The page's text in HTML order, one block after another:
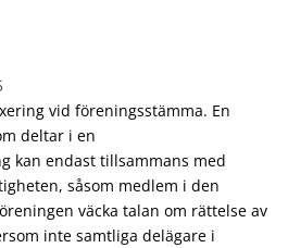
vid föreningsstämma. En
deltar i en
kan endast tillsammans med
såsom medlem i den
väcka talan om rättelse av
inte samtliga delägare i